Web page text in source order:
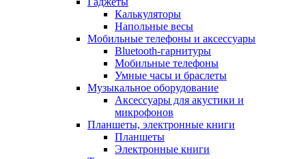
Калькуляторы
Напольные весы
Мобильные телефоны и аксессуары
Bluetooth-гарнитуры
Мобильные телефоны
Умные часы и браслеты
Музыкальное оборудование
Аксессуары для акустики и
микрофонов
Планшеты, электронные книги
Планшеты
Электронные книги